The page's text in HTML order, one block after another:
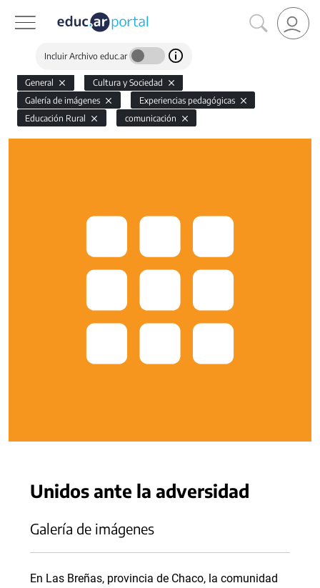
Incluir Archivo educ.ar
General
Cultura y Sociedad
Galería de imágenes
Experiencias pedagógicas
Educación Rural
comunicación
Unidos ante la adversidad
Galería de imágenes
En Las Breñas, provincia de Chaco, la comunidad